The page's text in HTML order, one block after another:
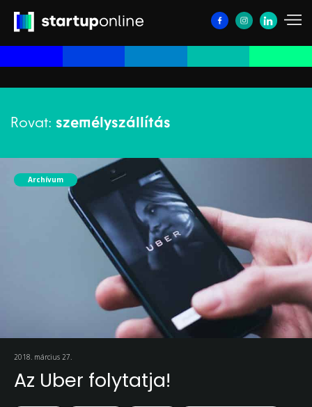
Rovat: személyszállítás
Archívum
2018. március 27.
Az Uber folytatja!